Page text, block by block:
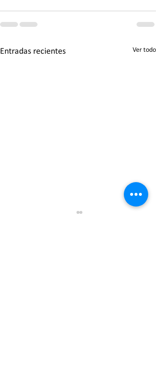
Entradas recientes Ver todo